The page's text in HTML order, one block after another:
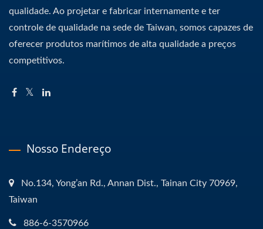
qualidade. Ao projetar e fabricar internamente e ter
controle de qualidade na sede de Taiwan, somos capazes de
oferecer produtos marítimos de alta qualidade a preços
competitivos.
Nosso Endereço
No.134, Yong’an Rd., Annan Dist., Tainan City 70969,
Taiwan
886-6-3570966